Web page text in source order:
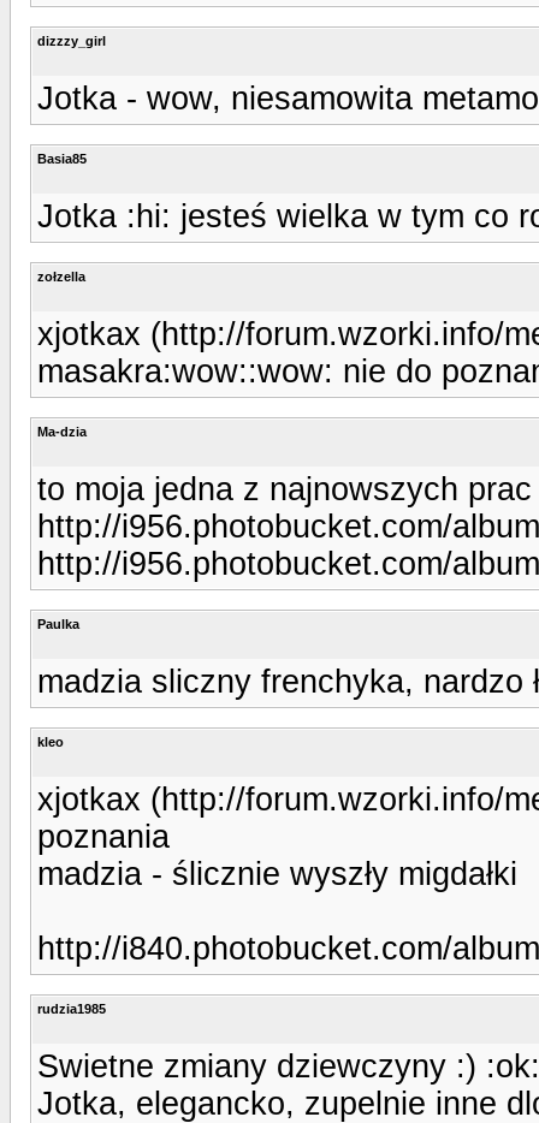
dizzzy_girl
Jotka - wow, niesamowita
Basia85
Jotka :hi: jesteś wielka w tym co
zołzella
xjotkax (http://forum.wzorki.info/
masakra:wow::wow: nie do
Ma-dzia
to moja jedna z najnowszych
http://i956.photobucket.com/
http://i956.photobucket.com/
Paulka
madzia sliczny frenchyka, nardzo
kleo
xjotkax (http://forum.wzorki.info/
poznania
madzia - ślicznie wyszły migdałki
http://i840.photobucket.com/
rudzia1985
Swietne zmiany dziewczyny :) :ok:
Jotka, elegancko, zupelnie inne